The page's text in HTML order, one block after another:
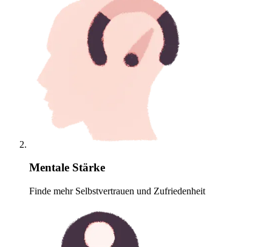
Mentale Stärke
Finde mehr Selbstvertrauen und Zufriedenheit